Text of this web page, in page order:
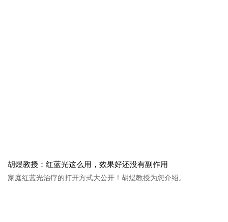
胡煜教授：红蓝光这么用，效果好还没有副作用
家庭红蓝光治疗的打开方式大公开！胡煜教授为您介绍。